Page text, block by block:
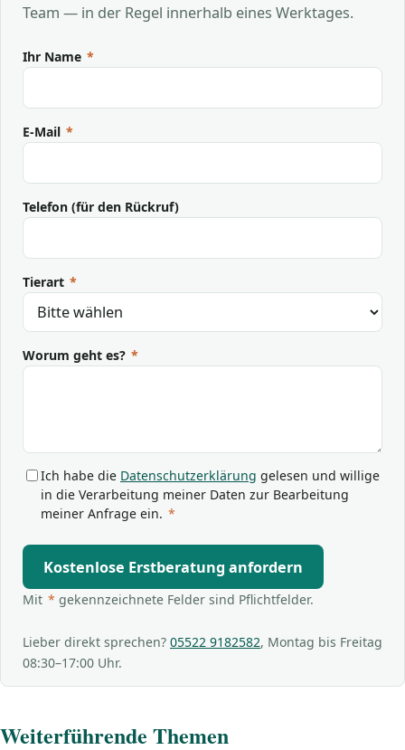
Team — in der Regel innerhalb eines Werktages.
Ihr Name *
E-Mail *
Telefon (für den Rückruf)
Tierart *
Worum geht es? *
Ich habe die Datenschutzerklärung gelesen und willige
in die Verarbeitung meiner Daten zur Bearbeitung
meiner Anfrage ein. *
Kostenlose Erstberatung anfordern
Mit * gekennzeichnete Felder sind Pflichtfelder.
Lieber direkt sprechen? 05522 9182582, Montag bis Freitag
08:30–17:00 Uhr.
Weiterführende Themen